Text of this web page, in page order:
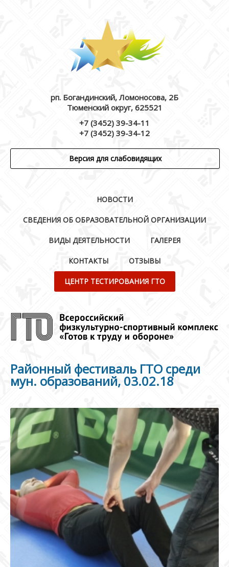
рп. Богандинский, Ломоносова, 2Б
Тюменский округ, 625521
+7 (3452) 39-34-11
+7 (3452) 39-34-12
Версия для слабовидящих
НОВОСТИ
СВЕДЕНИЯ ОБ ОБРАЗОВАТЕЛЬНОЙ ОРГАНИЗАЦИИ
ВИДЫ ДЕЯТЕЛЬНОСТИ ГАЛЕРЕЯ
КОНТАКТЫ ОТЗЫВЫ
ЦЕНТР ТЕСТИРОВАНИЯ ГТО
Районный фестиваль ГТО среди
мун. образований, 03.02.18